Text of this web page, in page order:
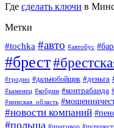
Где сделать ключи в
Метки
#tochka #авто #автобус
#брест
#гродно #дальнобойщик #деньга
#каменец #кобрин #контрабанда
#минская_область
#новости компаний
#польша #приговор